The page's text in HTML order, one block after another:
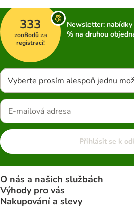
333
zooBodů za
registraci!
Newsletter:
% na druhou
Vyberte prosím alespoň jednu
Přihlásit se k
O nás a našich službách
Výhody pro vás
Nakupování a slevy